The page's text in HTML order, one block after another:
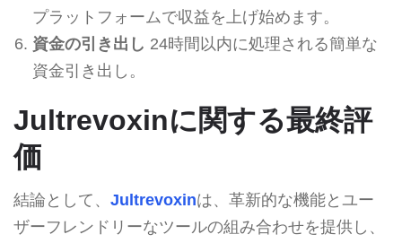
プラットフォームで収益を上げ始めます。
資金の引き出し 24時間以内に処理される簡単な
資金引き出し。
Jultrevoxinに関する最終評
価
結論として、 Jultrevoxinは、革新的な機能とユー
ザーフレンドリーなツールの組み合わせを提供し、